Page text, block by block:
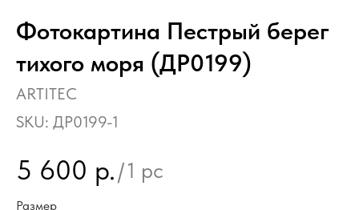
Фотокартина Пестрый берег
тихого моря (ДР0199)
ARTITEC
SKU: ДР0199-1
5 600 р./1 pc
Размер